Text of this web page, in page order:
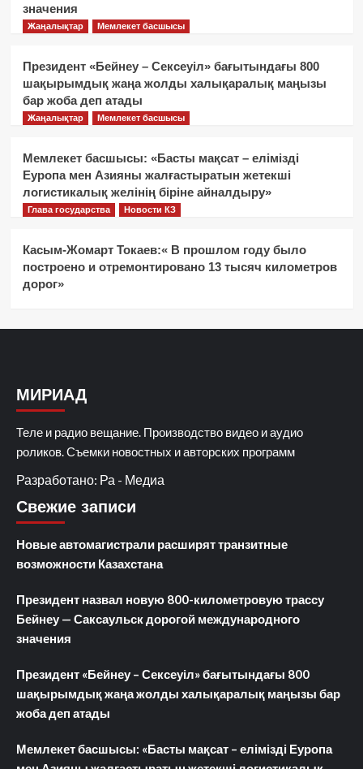
значения
Жаңалықтар Мемлекет басшысы
Президент «Бейнеу – Сексеуіл» бағытындағы 800
шақырымдық жаңа жолды халықаралық маңызы
бар жоба деп атады
Жаңалықтар Мемлекет басшысы
Мемлекет басшысы: «Басты мақсат – елімізді
Еуропа мен Азияны жалғастыратын жетекші
логистикалық желінің біріне айналдыру»
Глава государства Новости КЗ
Касым-Жомарт Токаев:« В прошлом году было
построено и отремонтировано 13 тысяч километров
дорог»
МИРИАД
Теле и радио вещание. Производство видео и аудио
роликов. Съемки новостных и авторских программ
Разработано: Ра - Медиа
Свежие записи
Новые автомагистрали расширят транзитные
возможности Казахстана
Президент назвал новую 800-километровую трассу
Бейнеу — Саксаульск дорогой международного
значения
Президент «Бейнеу – Сексеуіл» бағытындағы 800
шақырымдық жаңа жолды халықаралық маңызы бар
жоба деп атады
Мемлекет басшысы: «Басты мақсат – елімізді Еуропа